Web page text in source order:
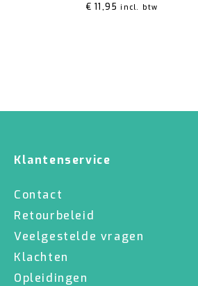
€ 11,95 incl. btw
Klantenservice
Contact
Retourbeleid
Veelgestelde vragen
Klachten
Opleidingen